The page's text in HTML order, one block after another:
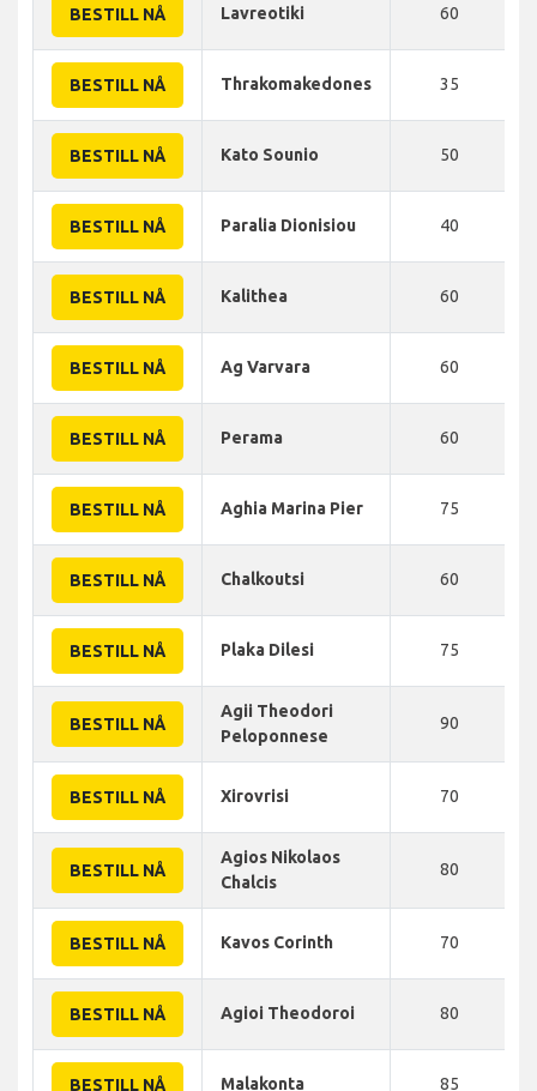
BESTILL NÅ Lavreotiki 60
BESTILL NÅ Thrakomakedones 35
BESTILL NÅ Kato Sounio 50
BESTILL NÅ Paralia Dionisiou 40
BESTILL NÅ Kalithea 60
BESTILL NÅ Ag Varvara 60
BESTILL NÅ Perama 60
BESTILL NÅ Aghia Marina Pier 75
BESTILL NÅ Chalkoutsi 60
BESTILL NÅ Plaka Dilesi 75
BESTILL NÅ
Agii Theodori
Peloponnese
90
BESTILL NÅ Xirovrisi 70
BESTILL NÅ
Agios Nikolaos
Chalcis
80
BESTILL NÅ Kavos Corinth 70
BESTILL NÅ Agioi Theodoroi 80
BESTILL NÅ Malakonta 85